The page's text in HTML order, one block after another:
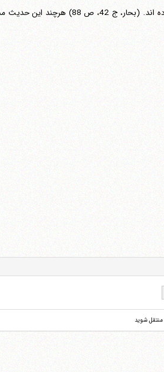
ولی در حدیثی امام صادق (ع) اصل این ازدواج را
شوید